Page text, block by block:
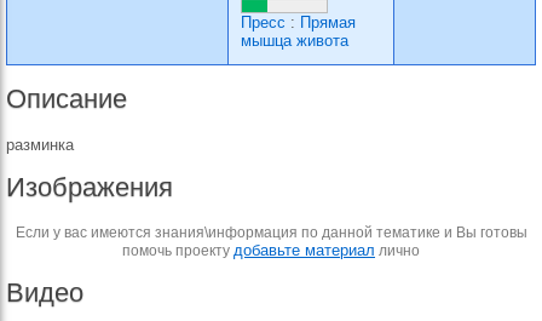
Пресс : Прямая
мышца живота
Описание
разминка
Изображения
Если у вас имеются знания\информация по данной тематике и Вы готовы
помочь проекту добавьте материал лично
Видео